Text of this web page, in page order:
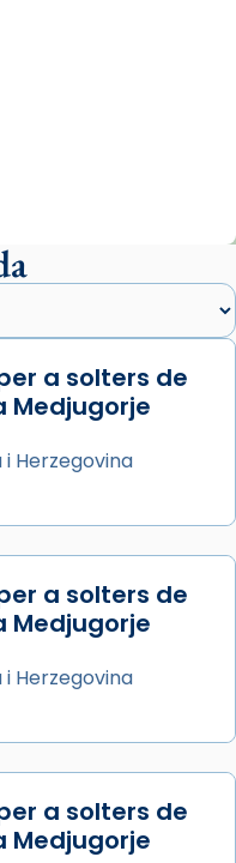
la missa de Les
ha tingut lloc la
agraïment al
apostòlica
i als
de Barcelona.
el cardenal Joan
missa i l’ha
de Barcelona,
a solters de
Medjugorje
i Herzegovina
a solters de
Medjugorje
i Herzegovina
a solters de
Medjugorje